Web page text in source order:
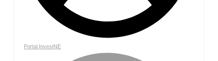
Portal InvestNE